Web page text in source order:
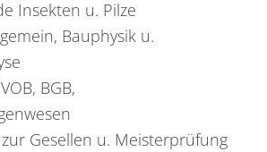
Insekten u. Pilze
Bauphysik u.
BGB,
Gesellen u. Meisterprüfung